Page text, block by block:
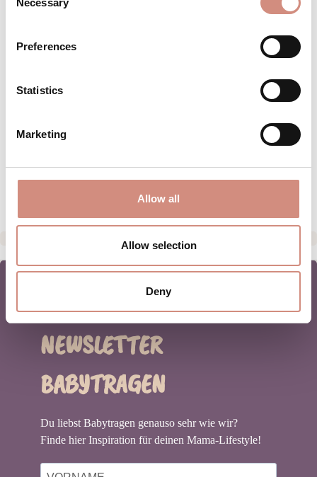
Selection
Necessary
Preferences
Statistics
Marketing
Allow all
Allow selection
Deny
Material: Wasserdichtes 3-Lagen-Laminat,
RECYCLED Polyamid (Nylon), 14% Elasthan
BEWERTUNGEN
HERSTELLERANGABEN
NEWSLETTER
BABYTRAGEN
Du liebst Babytragen genauso sehr wie wir?
Finde hier Inspiration für deinen Mama-Lifestyle!